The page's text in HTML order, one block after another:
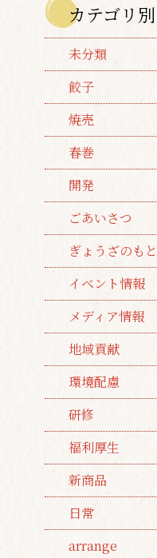
カテゴリ別
未分類
餃子
焼売
春巻
開発
ごあいさつ
ぎょうざのもと
イベント情報
メディア情報
地域貢献
環境配慮
研修
福利厚生
新商品
日常
arrange